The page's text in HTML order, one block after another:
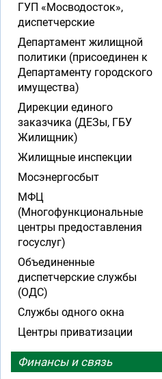
ГУП «Мосводосток»,
диспетчерские
Департамент жилищной
политики (присоединен к
Департаменту городского
имущества)
Дирекции единого
заказчика (ДЕЗы, ГБУ
Жилищник)
Жилищные инспекции
Мосэнергосбыт
МФЦ
(Многофункциональные
центры предоставления
госуслуг)
Объединенные
диспетчерские службы
(ОДС)
Службы одного окна
Центры приватизации
Финансы и связь